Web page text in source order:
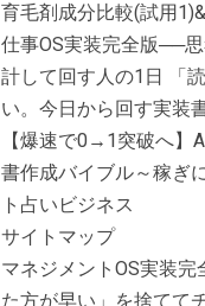
育毛剤成分比較(試用
仕事OS実装完全版──
計して回す人の1日 「
い。今日から回す実装書
【爆速で0→1突破へ】
書作成バイブル～稼ぎ
ト占いビジネス
サイトマップ
マネジメントOS実装
た方が早い」を捨てて